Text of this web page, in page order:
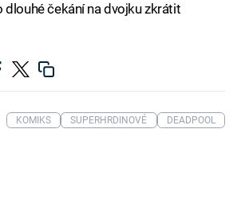
dlouhé čekání na dvojku zkrátit
KOMIKS SUPERHRDINOVÉ DEADPOOL